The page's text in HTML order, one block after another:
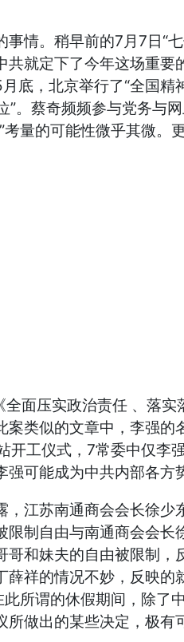
情。稍早前的7月7日“
就定下了今年这场重
底，北京举行了“全国
。蔡奇频频参与党务与
量的可能性微乎其微
面压实政治责任 、落
类似的文章中，李强
工仪式，7常委中仅李
可能成为中共内部各方
江苏南通商会会长徐
制自由与南通商会会
和妹夫的自由被限制，
祥的情况不妙，反映
所谓的休假期间，除了
做出的某些决定，极有